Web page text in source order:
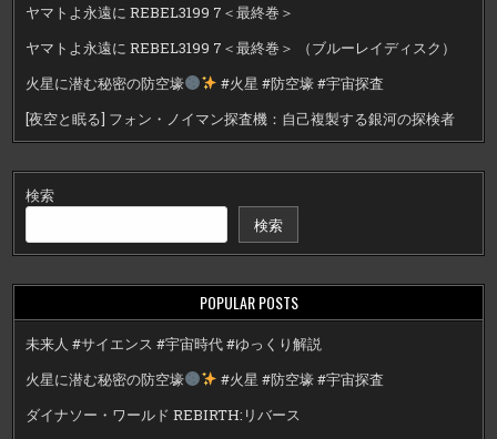
ヤマトよ永遠に REBEL3199 7＜最終巻＞
ヤマトよ永遠に REBEL3199 7＜最終巻＞ （ブルーレイディスク）
火星に潜む秘密の防空壕
#火星 #防空壕 #宇宙探査
[夜空と眠る] フォン・ノイマン探査機：自己複製する銀河の探検者
検索
検索
POPULAR POSTS
未来人 #サイエンス #宇宙時代 #ゆっくり解説
火星に潜む秘密の防空壕
#火星 #防空壕 #宇宙探査
ダイナソー・ワールド REBIRTH:リバース